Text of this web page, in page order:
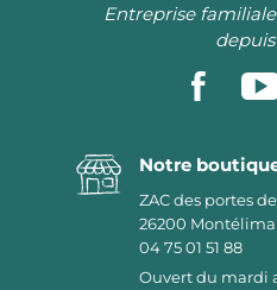
Entreprise
depuis
Notre
ZAC des portes
26200
04 75 01 51 88
Ouvert du mardi